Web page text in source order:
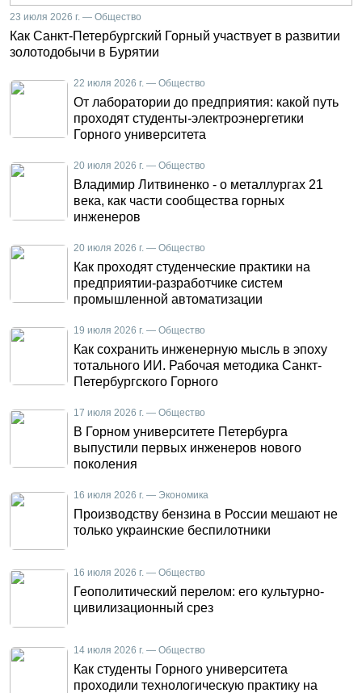
23 июля 2026 г. — Общество
Как Санкт-Петербургский Горный участвует в развитии
золотодобычи в Бурятии
22 июля 2026 г. — Общество
От лаборатории до предприятия: какой путь
проходят студенты-электроэнергетики
Горного университета
20 июля 2026 г. — Общество
Владимир Литвиненко - о металлургах 21
века, как части сообщества горных
инженеров
20 июля 2026 г. — Общество
Как проходят студенческие практики на
предприятии-разработчике систем
промышленной автоматизации
19 июля 2026 г. — Общество
Как сохранить инженерную мысль в эпоху
тотального ИИ. Рабочая методика Санкт-
Петербургского Горного
17 июля 2026 г. — Общество
В Горном университете Петербурга
выпустили первых инженеров нового
поколения
16 июля 2026 г. — Экономика
Производству бензина в России мешают не
только украинские беспилотники
16 июля 2026 г. — Общество
Геополитический перелом: его культурно-
цивилизационный срез
14 июля 2026 г. — Общество
Как студенты Горного университета
проходили технологическую практику на